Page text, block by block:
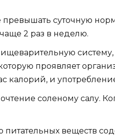
превышать суточную
2 раз в неделю.
систему,
проявляет
калорий, и
соленому салу.
питательных веществ